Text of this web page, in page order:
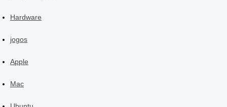
Hardware
jogos
Apple
Mac